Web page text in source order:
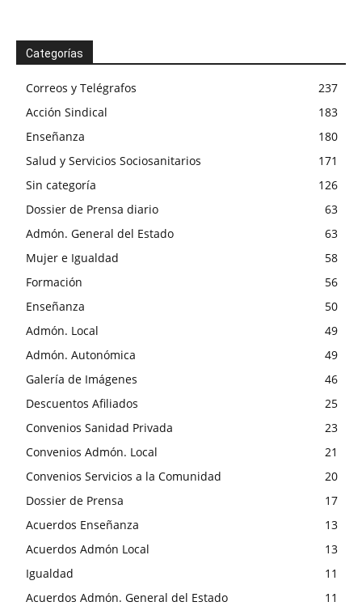
Categorías
Correos y Telégrafos
237
Acción Sindical
183
Enseñanza
180
Salud y Servicios Sociosanitarios
171
Sin categoría
126
Dossier de Prensa diario
63
Admón. General del Estado
63
Mujer e Igualdad
58
Formación
56
Enseñanza
50
Admón. Local
49
Admón. Autonómica
49
Galería de Imágenes
46
Descuentos Afiliados
25
Convenios Sanidad Privada
23
Convenios Admón. Local
21
Convenios Servicios a la Comunidad
20
Dossier de Prensa
17
Acuerdos Enseñanza
13
Acuerdos Admón Local
13
Igualdad
11
Acuerdos Admón. General del Estado
11